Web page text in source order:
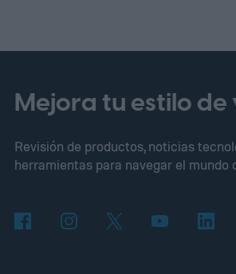
Mejora tu estilo de
Revisión de productos, noticias
herramientas para navegar el mundo